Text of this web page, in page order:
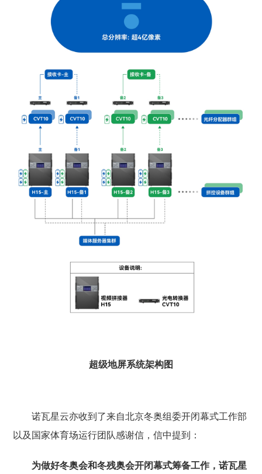
超级地屏系统架构图
诺瓦星云亦收到了来自北京冬奥组委开闭幕式工作部
以及国家体育场运行团队感谢信，信中提到：
为做好冬奥会和冬残奥会开闭幕式筹备工作，诺瓦星